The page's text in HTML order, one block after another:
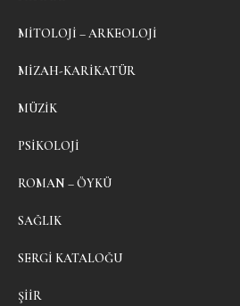
MITOLOJI – ARKEOLOJI
MIZAH-KARIKATÜR
MÜZIK
PSIKOLOJI
ROMAN – ÖYKÜ
SAĞLIK
SERGI KATALOĞU
ŞIIR